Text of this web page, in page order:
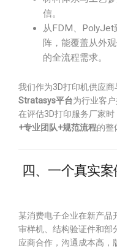
信。
从FDM、PolyJet
阵，能覆盖从外
的全流程需求。
我们作为3D打印机供应
Stratasys平台为行业客
在评估3D打印服务厂家
+专业团队+规范流程的整
四、一个真实案
某消费电子企业在新产品
审样机、结构验证件和部
应商合作，沟通成本高，